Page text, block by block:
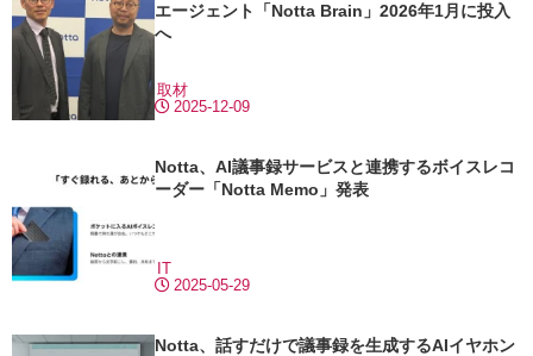
エージェント「Notta Brain」2026年1月に投入
へ
2025-12-09
取材
Notta、AI議事録サービスと連携するボイスレコ
ーダー「Notta Memo」発表
2025-05-29
IT
Notta、話すだけで議事録を生成するAIイヤホン